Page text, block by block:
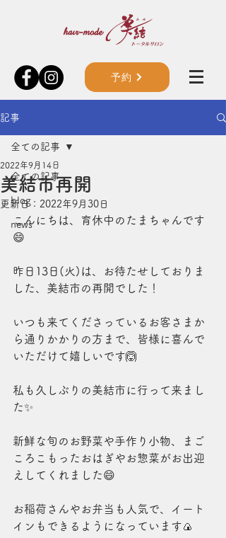
予約
記事
全ての記事
blog
news
全ての記事
美結市再開
2022年9月14日
更新日： 2022年9月30日
こんにちは、育休中のたまちゃんです
😄
昨日13日(火)は、お待たせしておりま
した、美結市の再開でした！
いつも来てくださっているお客さまか
ら通りかかりの方まで、皆様に喜んで
いただけて嬉しいです🙆
私も久しぶりの美結市に行って来まし
た✨
新鮮な旬のお野菜や手作り小物、まご
ころこもったおはぎやお惣菜がお出迎
えしてくれました😄
お稲荷さんやお弁当も人気で、イート
インもできるようになっています🍙